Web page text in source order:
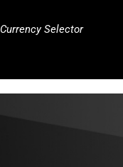
Currency Selector